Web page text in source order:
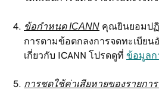
ข้อกำหนด ICANN คุณยินยอมปฏิ
การตามข้อตกลงการจดทะเบียน
เกี่ยวกับ ICANN โปรดดูที่ ข้อมูลก
การชดใช้ค่าเสียหายของรายกา